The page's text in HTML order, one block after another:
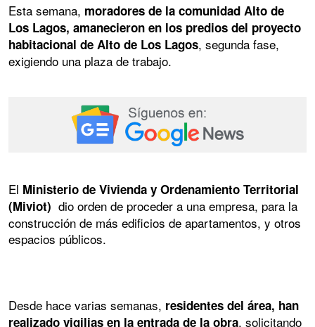
Esta semana, moradores de la comunidad Alto de
Los Lagos, amanecieron en los predios del proyecto
habitacional de Alto de Los Lagos, segunda fase,
exigiendo una plaza de trabajo.
El Ministerio de Vivienda y Ordenamiento Territorial
(Miviot) dio orden de proceder a una empresa, para la
construcción de más edificios de apartamentos, y otros
espacios públicos.
Desde hace varias semanas, residentes del área, han
realizado vigilias en la entrada de la obra, solicitando